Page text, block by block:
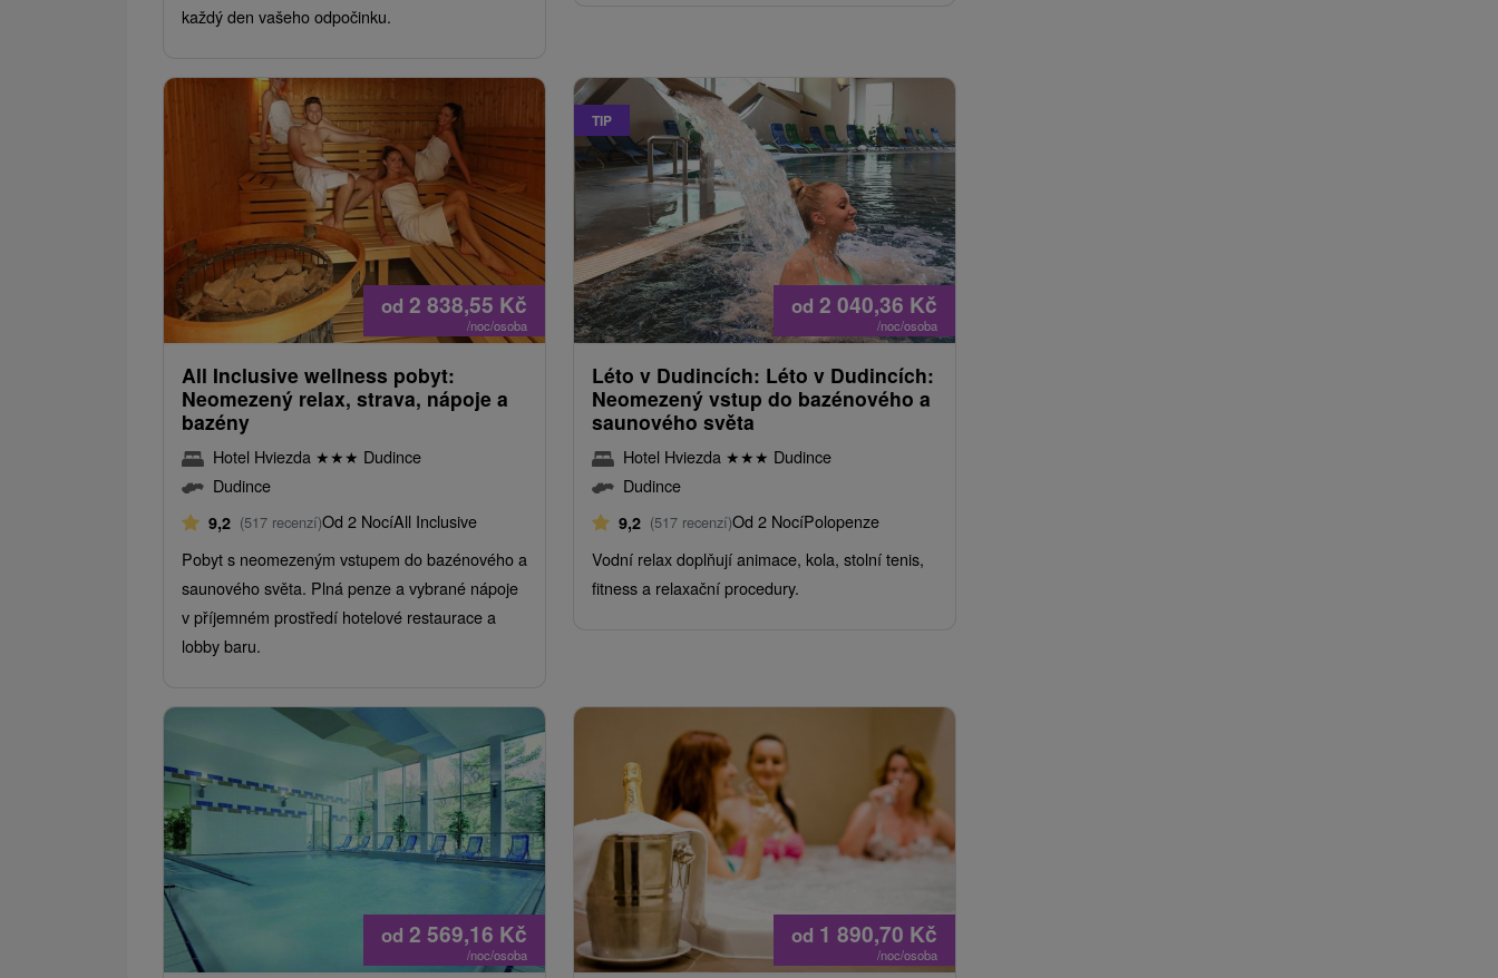
každý den vašeho odpočinku.
od 2 838,55 Kč
/noc/osoba
All Inclusive wellness pobyt:
Neomezený relax, strava, nápoje a
bazény
Hotel Hviezda ★★★ Dudince
Dudince
9,2 (517 recenzí)Od 2 NocíAll Inclusive
Pobyt s neomezeným vstupem do bazénového a
saunového světa. Plná penze a vybrané nápoje
v příjemném prostředí hotelové restaurace a
lobby baru.
TIP
od 2 040,36 Kč
/noc/osoba
Léto v Dudincích: Léto v Dudincích:
Neomezený vstup do bazénového a
saunového světa
Hotel Hviezda ★★★ Dudince
Dudince
9,2 (517 recenzí)Od 2 NocíPolopenze
Vodní relax doplňují animace, kola, stolní tenis,
fitness a relaxační procedury.
od 2 569,16 Kč
/noc/osoba
od 1 890,70 Kč
/noc/osoba